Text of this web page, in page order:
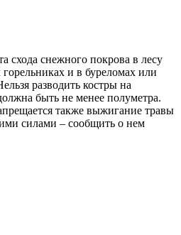
схода снежного покрова в лесу
и в буреломах или
разводить костры на
быть не менее полуметра.
также выжигание травы
силами – сообщить о нем